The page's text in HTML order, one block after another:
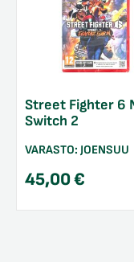
Street Fighter 6
Switch 2
VARASTO: JOENSUU
45,00€